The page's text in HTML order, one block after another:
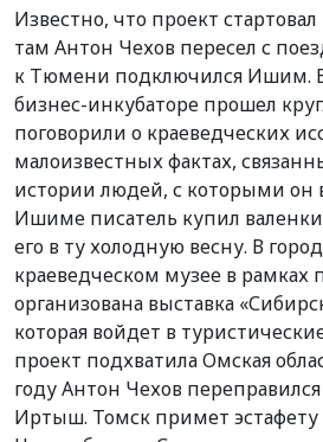
Известно, что проект
там Антон Чехов пересел с
к Тюмени подключился Ишим.
бизнес-инкубаторе прошел
поговорили о краеведческих
малоизвестных фактах,
истории людей, с которыми он
Ишиме писатель купил
его в ту холодную весну. В
краеведческом музее в рамках
организована выставка
которая войдет в
проект подхватила Омская
году Антон Чехов
Иртыш. Томск примет эстафету